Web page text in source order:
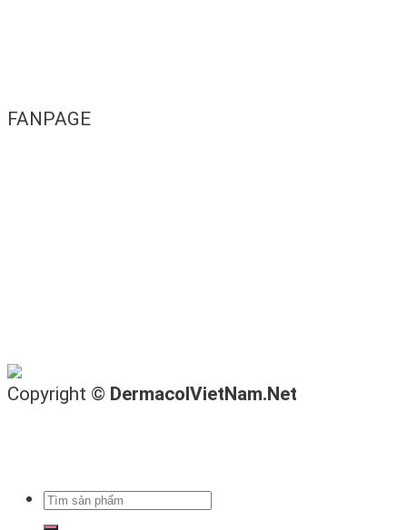
FANPAGE
Copyright © DermacolVietNam.Net